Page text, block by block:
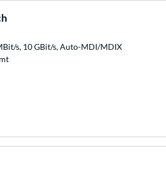
s, 10 GBit/s, Auto-MDI/MDIX